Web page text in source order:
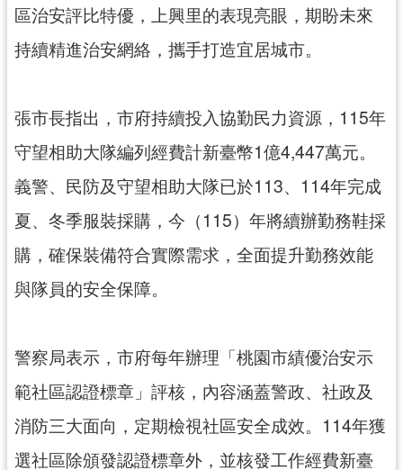
開
回
網
站
導
市
政
信
常
見
問
桃
區治安評比特優，上興里的表現亮眼，期盼未來
持續精進治安網絡，攜手打造宜居城市。
張市長指出，市府持續投入協勤民力資源，115年
守望相助大隊編列經費計新臺幣1億4,447萬元。
義警、民防及守望相助大隊已於113、114年完成
夏、冬季服裝採購，今（115）年將續辦勤務鞋採
購，確保裝備符合實際需求，全面提升勤務效能
與隊員的安全保障。
警察局表示，市府每年辦理「桃園市績優治安示
範社區認證標章」評核，內容涵蓋警政、社政及
消防三大面向，定期檢視社區安全成效。114年獲
選社區除頒發認證標章外，並核發工作經費新臺